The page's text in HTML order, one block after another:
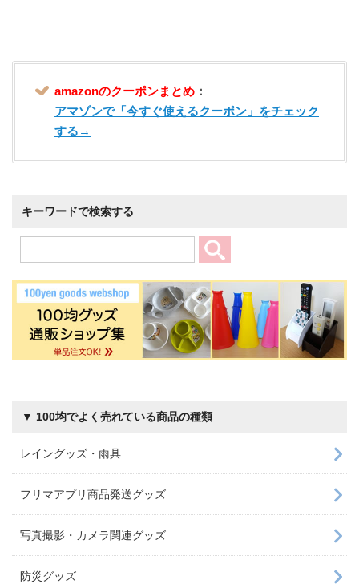
amazonのクーポンまとめ ：
アマゾンで「今すぐ使えるクーポン」をチェック
する→
キーワードで検索する
▼ 100均でよく売れている商品の種類
レイングッズ・雨具
フリマアプリ商品発送グッズ
写真撮影・カメラ関連グッズ
防災グッズ